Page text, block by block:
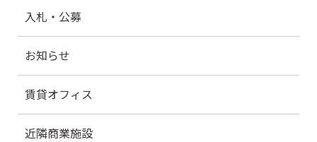
入札・公募
お知らせ
賃貸オフィス
近隣商業施設